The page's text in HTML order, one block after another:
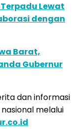
Lewat
dengan
Barat,
Gubernur
dan informasi
melalui